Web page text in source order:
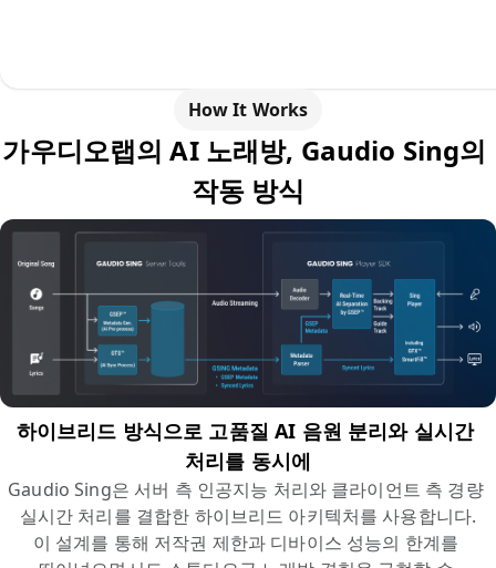
How It Works
가우디오랩의 AI 노래방, Gaudio Sing의
작동 방식
하이브리드 방식으로 고품질 AI 음원 분리와 실시간
처리를 동시에
Gaudio Sing은 서버 측 인공지능 처리와 클라이언트 측 경량
실시간 처리를 결합한 하이브리드 아키텍처를 사용합니다.
이 설계를 통해 저작권 제한과 디바이스 성능의 한계를